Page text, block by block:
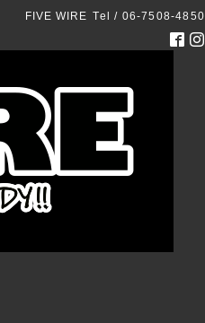
FIVE WIRE Tel / 06-7508-4850